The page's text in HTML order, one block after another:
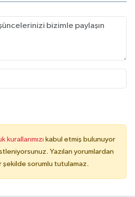
kurallarımızı kabul etmiş bulunuyor
Yazılan yorumlardan
şekilde sorumlu tutulamaz.